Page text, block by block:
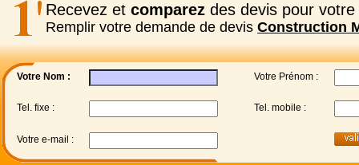
Recevez et comparez des devis pour votre
Remplir votre demande de devis Construction
Votre Nom : Votre Prénom :
Tel. fixe : Tel. mobile :
Votre e-mail :